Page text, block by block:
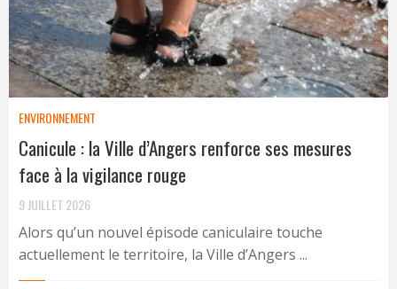
ENVIRONNEMENT
Canicule : la Ville d’Angers renforce ses mesures
face à la vigilance rouge
9 JUILLET 2026
Alors qu’un nouvel épisode caniculaire touche
actuellement le territoire, la Ville d’Angers ...